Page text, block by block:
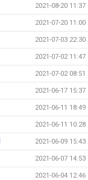
2021-08-20 11:37
2021-07-20 11:00
2021-07-03 22:30
2021-07-02 11:47
2021-07-02 08:51
2021-06-17 15:37
2021-06-11 18:49
2021-06-11 10:28
2021-06-09 15:43
2021-06-07 14:53
2021-06-04 12:46